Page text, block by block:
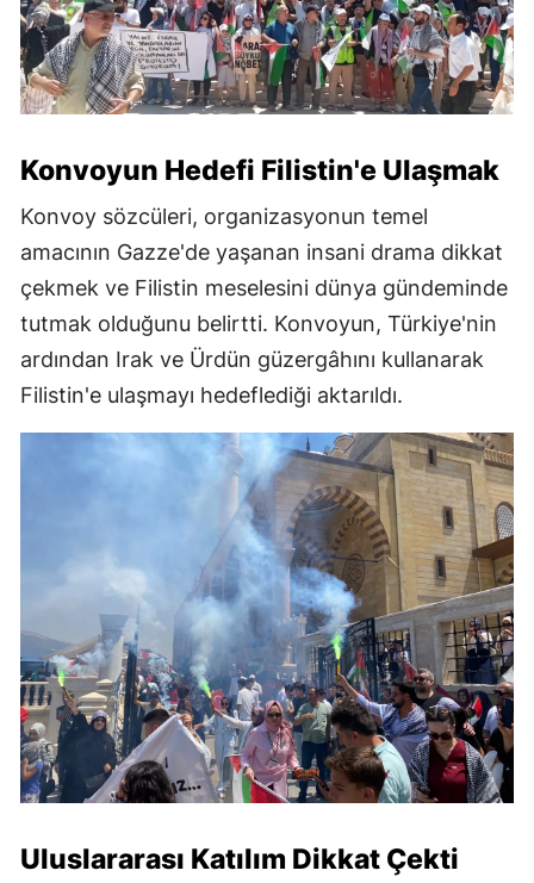
Konvoyun Hedefi Filistin'e Ulaşmak
Konvoy sözcüleri, organizasyonun temel
amacının Gazze'de yaşanan insani drama dikkat
çekmek ve Filistin meselesini dünya gündeminde
tutmak olduğunu belirtti. Konvoyun, Türkiye'nin
ardından Irak ve Ürdün güzergâhını kullanarak
Filistin'e ulaşmayı hedeflediği aktarıldı.
Uluslararası Katılım Dikkat Çekti